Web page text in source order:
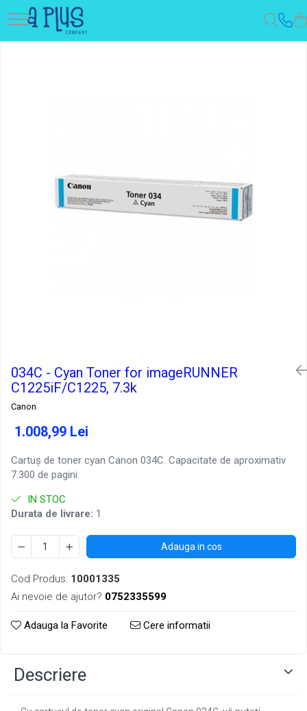
034C - Cyan Toner for imageRUNNER
C1225iF/C1225, 7.3k
Canon
1.008,99 Lei
Cartuș de toner cyan Canon 034C. Capacitate de aproximativ
7.300 de pagini.
IN STOC
Durata de livrare: 1
Adauga in cos
Cod Produs: 10001335
Ai nevoie de ajutor? 0752335599
Adauga la Favorite Cere informatii
Descriere